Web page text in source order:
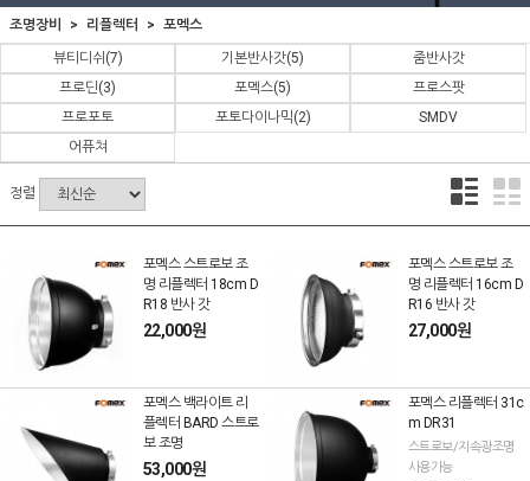
조명장비 리플렉터
포멕스
뷰티디쉬 (7) 기본반사갓(5)
줌반사갓
프로딘(3) 포멕스(5)
프로스팟
프로포토
포토다이나믹(2)
SMDV
어퓨쳐
정렬
포멕스 스트로보 조
명 리플렉터 18cm D
R18 반사 갓
22,000원
포멕스 스트로보 조
명 리플렉터 16cm D
R16 반사 갓
27,000원
포멕스 백라이트 리
플렉터 BARD 스트로
보 조명
53,000원
포멕스 리플렉터 31c
m DR31
스트로보/지속광조명
사용가능